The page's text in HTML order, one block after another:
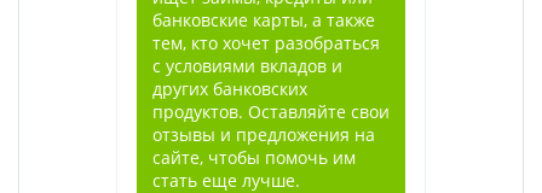
банковские карты, а также
тем, кто хочет разобраться
с условиями вкладов и
других банковских
продуктов. Оставляйте свои
отзывы и предложения на
сайте, чтобы помочь им
стать еще лучше.